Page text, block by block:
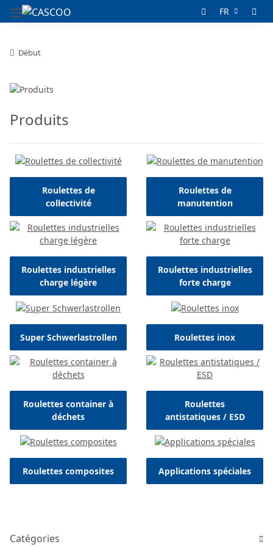
FR
Début
Produits
Roulettes de
collectivité
Roulettes de
manutention
Roulettes industrielles
charge légère
Roulettes industrielles
forte charge
Super Schwerlastrollen Roulettes inox
Roulettes container à
déchets
Roulettes
antistatiques / ESD
Roulettes composites Applications spéciales
Catégories